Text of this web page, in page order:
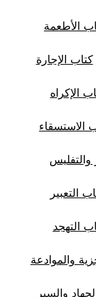
الأطعمة
كتاب الإجارة
الإكراه
الاستسقاء
والتفليس
التعبير
التهجد
والموادعة
والسير